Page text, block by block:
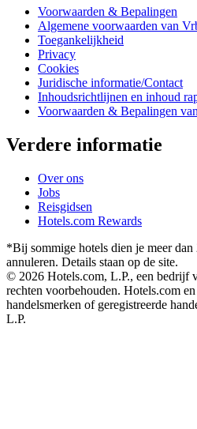
Voorwaarden & Bepalingen
Algemene voorwaarden van
Toegankelijkheid
Privacy
Cookies
Juridische informatie/Contact
Inhoudsrichtlijnen en inhoud
Voorwaarden & Bepalingen
Verdere informatie
Over ons
Jobs
Reisgidsen
Hotels.com Rewards
*Bij sommige hotels dien je meer
annuleren. Details staan op de site.
© 2026 Hotels.com, L.P., een bedrijf
rechten voorbehouden. Hotels.com
handelsmerken of geregistreerde
L.P.